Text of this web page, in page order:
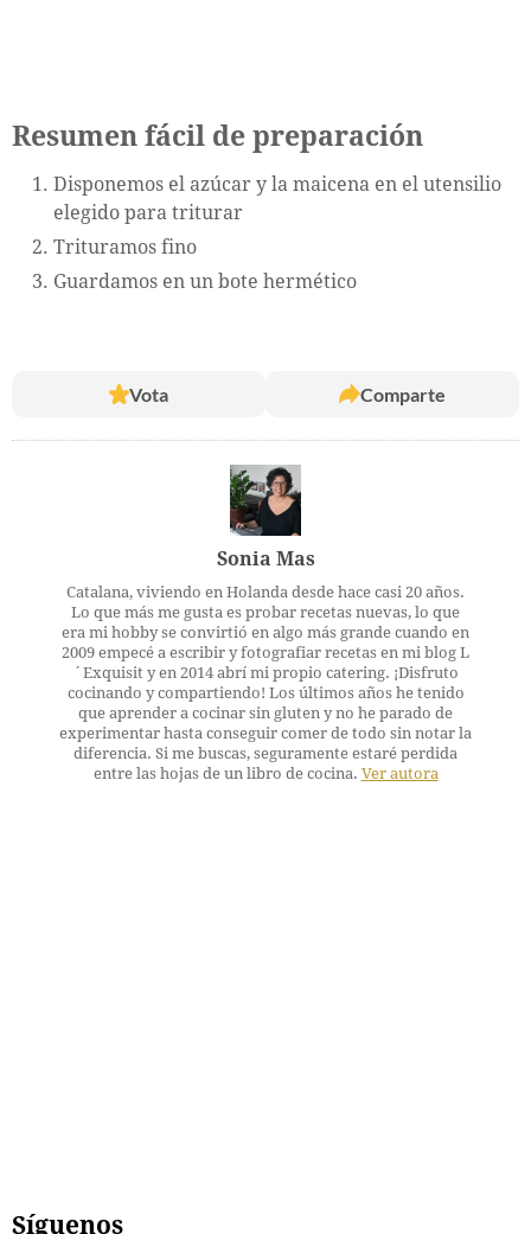
Resumen fácil de preparación
Disponemos el azúcar y la maicena en el utensilio
elegido para triturar
Trituramos fino
Guardamos en un bote hermético
Vota Comparte
Sonia Mas
Catalana, viviendo en Holanda desde hace casi 20 años.
Lo que más me gusta es probar recetas nuevas, lo que
era mi hobby se convirtió en algo más grande cuando en
2009 empecé a escribir y fotografiar recetas en mi blog L
´Exquisit y en 2014 abrí mi propio catering. ¡Disfruto
cocinando y compartiendo! Los últimos años he tenido
que aprender a cocinar sin gluten y no he parado de
experimentar hasta conseguir comer de todo sin notar la
diferencia. Si me buscas, seguramente estaré perdida
entre las hojas de un libro de cocina. Ver autora
Síguenos